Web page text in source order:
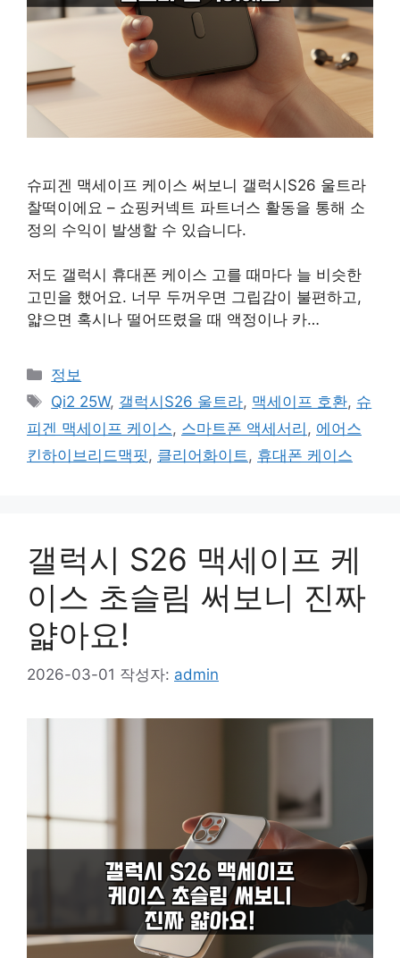
슈피겐 맥세이프 케이스 써보니 갤럭시S26 울트라
찰떡이에요 – 쇼핑커넥트 파트너스 활동을 통해 소
정의 수익이 발생할 수 있습니다.
저도 갤럭시 휴대폰 케이스 고를 때마다 늘 비슷한
고민을 했어요. 너무 두꺼우면 그립감이 불편하고,
얇으면 혹시나 떨어뜨렸을 때 액정이나 카…
카
테
리
정보
태
그
Qi2 25W, 갤럭시S26 울트라, 맥세이프 호환, 슈
피겐 맥세이프 케이스, 스마트폰 액세서리 , 에어스
킨하이브리드맥핏, 클리어화이트, 휴대폰 케이스
갤럭시 S26 맥세이프 케
이스 초슬림 써보니 진짜
얇아요!
2026-03-01 작성자: admin